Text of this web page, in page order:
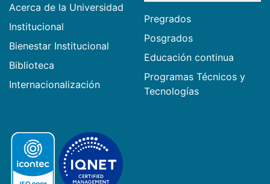
Acerca de la Universidad
Institucional
Bienestar Institucional
Biblioteca
Internacionalización
Pregrados
Posgrados
Educación continua
Programas Técnicos y
Tecnologías